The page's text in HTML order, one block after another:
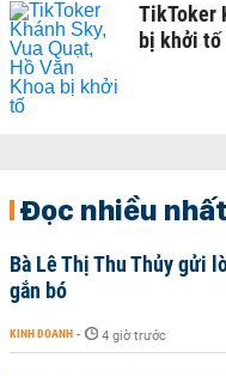
TikToker
bị khởi tố
Đọc nhiều nhất
Bà Lê Thị Thu Thủy gửi
gắn bó
KINH DOANH - 4 giờ trước